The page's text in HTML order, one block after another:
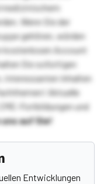
Wenn Sie der
gehören, würden
kostenlosen Account
Sie sofortigen
interessanten Inhalten
Aktuelle
Fortbildungen und
auf Sie!
Entwicklungen